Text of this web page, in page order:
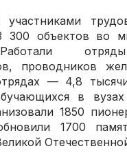
300 объектов во
проводников
— 4,8
в
1850
1700